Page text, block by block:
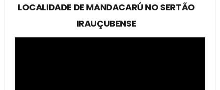
LOCALIDADE DE MANDACARÚ NO SERTÃO
IRAUÇUBENSE